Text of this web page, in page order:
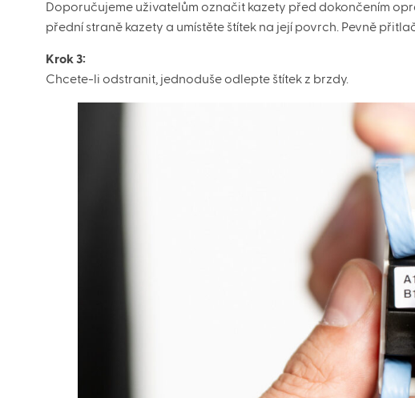
Doporučujeme uživatelům označit kazety před dokončením
přední straně kazety a umístěte štítek na její povrch. Pevně
Krok 3:
Chcete-li odstranit, jednoduše odlepte štítek z brzdy.